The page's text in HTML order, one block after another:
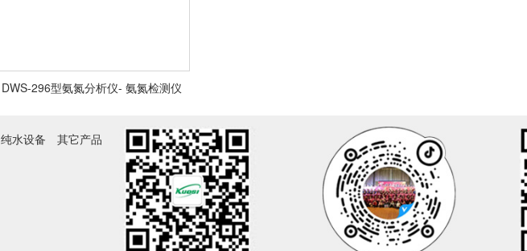
DWS-296型氨氮分析仪- 氨氮检测仪
纯水设备 其它产品